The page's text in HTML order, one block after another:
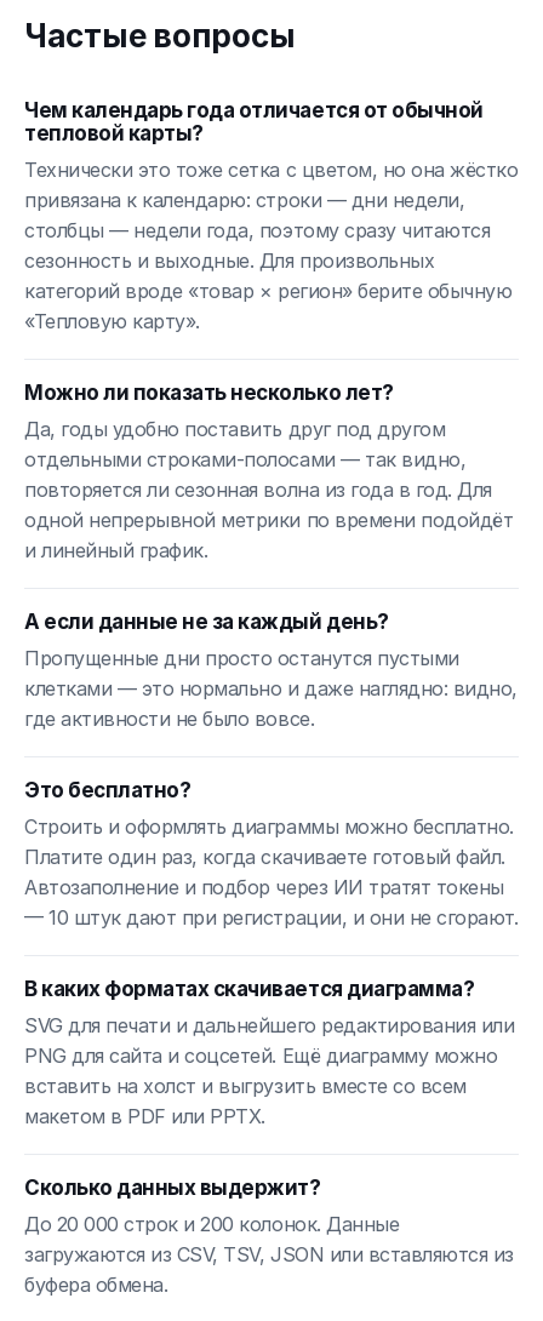
Частые вопросы
Чем календарь года отличается от обычной
тепловой карты?
Технически это тоже сетка с цветом, но она жёстко
привязана к календарю: строки — дни недели,
столбцы — недели года, поэтому сразу читаются
сезонность и выходные. Для произвольных
категорий вроде «товар × регион» берите обычную
«Тепловую карту».
Можно ли показать несколько лет?
Да, годы удобно поставить друг под другом
отдельными строками-полосами — так видно,
повторяется ли сезонная волна из года в год. Для
одной непрерывной метрики по времени подойдёт
и линейный график.
А если данные не за каждый день?
Пропущенные дни просто останутся пустыми
клетками — это нормально и даже наглядно: видно,
где активности не было вовсе.
Это бесплатно?
Строить и оформлять диаграммы можно бесплатно.
Платите один раз, когда скачиваете готовый файл.
Автозаполнение и подбор через ИИ тратят токены
— 10 штук дают при регистрации, и они не сгорают.
В каких форматах скачивается диаграмма?
SVG для печати и дальнейшего редактирования или
PNG для сайта и соцсетей. Ещё диаграмму можно
вставить на холст и выгрузить вместе со всем
макетом в PDF или PPTX.
Сколько данных выдержит?
До 20 000 строк и 200 колонок. Данные
загружаются из CSV, TSV, JSON или вставляются из
буфера обмена.